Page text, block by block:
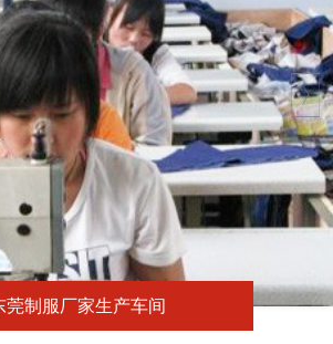
莞制服厂家生产车间